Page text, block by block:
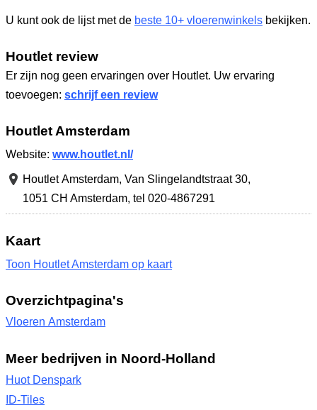
U kunt ook de lijst met de beste 10+ vloerenwinkels bekijken.
Houtlet review
Er zijn nog geen ervaringen over Houtlet. Uw ervaring
toevoegen: schrijf een review
Houtlet Amsterdam
Website: www.houtlet.nl/
Houtlet Amsterdam, Van Slingelandtstraat 30,
1051 CH Amsterdam, tel 020-4867291
Kaart
Toon Houtlet Amsterdam op kaart
Overzichtpagina's
Vloeren Amsterdam
Meer bedrijven in Noord-Holland
Huot Denspark
ID-Tiles